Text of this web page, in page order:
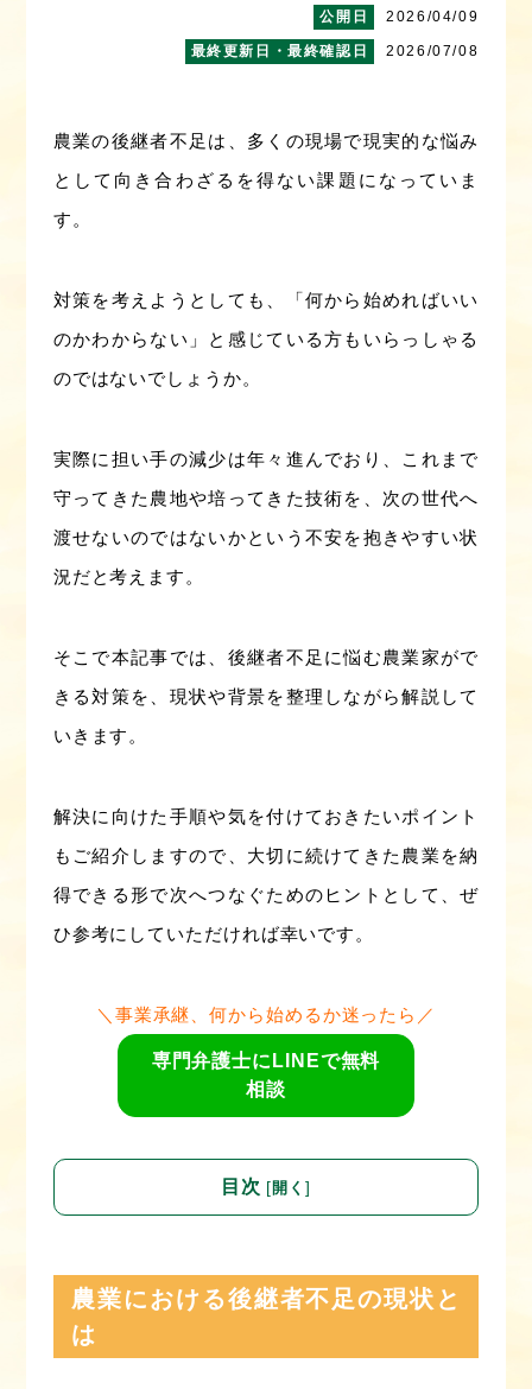
2026/04/09
2026/07/08
農業の後継者不足は、多くの現場で現実的な悩み
として向き合わざるを得ない課題になっていま
す。
対策を考えようとしても、「何から始めればいい
のかわからない」と感じている方もいらっしゃる
のではないでしょうか。
実際に担い手の減少は年々進んでおり、これまで
守ってきた農地や培ってきた技術を、次の世代へ
渡せないのではないかという不安を抱きやすい状
況だと考えます。
そこで本記事では、後継者不足に悩む農業家がで
きる対策を、現状や背景を整理しながら解説して
いきます。
解決に向けた手順や気を付けておきたいポイント
もご紹介しますので、大切に続けてきた農業を納
得できる形で次へつなぐためのヒントとして、ぜ
ひ参考にしていただければ幸いです。
＼事業承継、何から始めるか迷ったら／
専門弁護士にLINEで無料
相談
目次 [開く]
農業における後継者不足の現状と
は